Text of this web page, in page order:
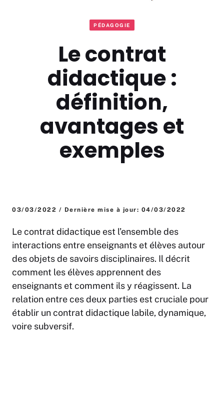
PÉDAGOGIE
Le contrat
didactique :
définition,
avantages et
exemples
03/03/2022 / Dernière mise à jour: 04/03/2022
Le contrat didactique est l’ensemble des
interactions entre enseignants et élèves autour
des objets de savoirs disciplinaires. Il décrit
comment les élèves apprennent des
enseignants et comment ils y réagissent. La
relation entre ces deux parties est cruciale pour
établir un contrat didactique labile, dynamique,
voire subversif.